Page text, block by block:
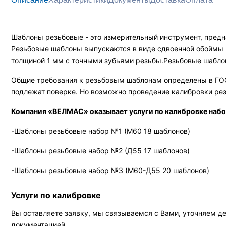
Шаблоны резьбовые - это измерительный инструмент,
Резьбовые шаблоны выпускаются в виде сдвоенной
толщиной 1 мм с точными зубьями резьбы.Резьбовые
Общие требования к резьбовым шаблонам определены в
подлежат поверке. Но возможно проведение калибровки
Компания «ВЕЛМАС» оказывает услуги по калибровке
-Шаблоны резьбовые набор №1 (М60 18 шаблонов)
-Шаблоны резьбовые набор №2 (Д55 17 шаблонов)
-Шаблоны резьбовые набор №3 (М60-Д55 20 шаблонов)
Услуги по калибровке
Вы оставляете заявку, мы связываемся с Вами, уточняем